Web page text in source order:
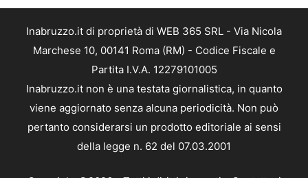
Inabruzzo.it di proprietà di WEB 365 SRL - Via Nicola
Marchese 10, 00141 Roma (RM) - Codice Fiscale e
Partita I.V.A. 12279101005
Inabruzzo.it non è una testata giornalistica, in quanto
viene aggiornato senza alcuna periodicità. Non può
pertanto considerarsi un prodotto editoriale ai sensi
della legge n. 62 del 07.03.2001